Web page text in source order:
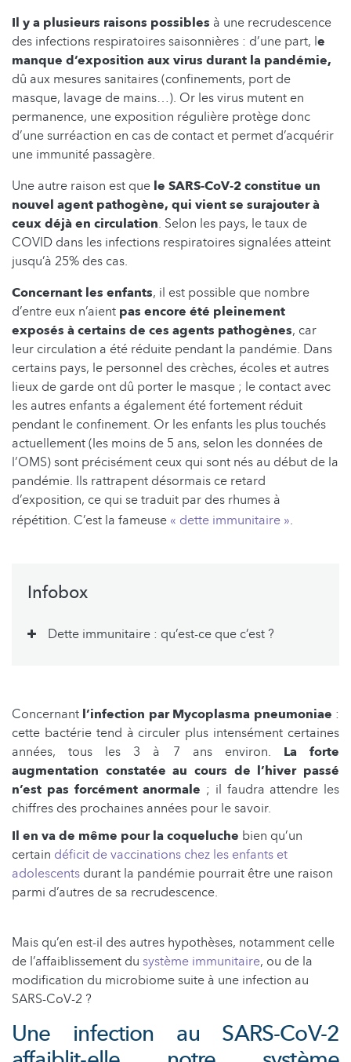
Il y a plusieurs raisons possibles à une recrudescence
des infections respiratoires saisonnières : d’une part, le
manque d’exposition aux virus durant la pandémie,
dû aux mesures sanitaires (confinements, port de
masque, lavage de mains…). Or les virus mutent en
permanence, une exposition régulière protège donc
d’une surréaction en cas de contact et permet d’acquérir
une immunité passagère.
Une autre raison est que le SARS-CoV-2 constitue un
nouvel agent pathogène, qui vient se surajouter à
ceux déjà en circulation. Selon les pays, le taux de
COVID dans les infections respiratoires signalées atteint
jusqu’à 25% des cas.
Concernant les enfants, il est possible que nombre
d’entre eux n’aient pas encore été pleinement
exposés à certains de ces agents pathogènes, car
leur circulation a été réduite pendant la pandémie. Dans
certains pays, le personnel des crèches, écoles et autres
lieux de garde ont dû porter le masque ; le contact avec
les autres enfants a également été fortement réduit
pendant le confinement. Or les enfants les plus touchés
actuellement (les moins de 5 ans, selon les données de
l’OMS) sont précisément ceux qui sont nés au début de la
pandémie. Ils rattrapent désormais ce retard
d’exposition, ce qui se traduit par des rhumes à
répétition. C’est la fameuse « dette immunitaire ».
Infobox
Dette immunitaire : qu’est-ce que c’est ?
Concernant l’infection par Mycoplasma pneumoniae :
cette bactérie tend à circuler plus intensément certaines
années, tous les 3 à 7 ans environ. La forte
augmentation constatée au cours de l’hiver passé
n’est pas forcément anormale ; il faudra attendre les
chiffres des prochaines années pour le savoir.
Il en va de même pour la coqueluche bien qu’un
certain déficit de vaccinations chez les enfants et
adolescents durant la pandémie pourrait être une raison
parmi d’autres de sa recrudescence.
Mais qu’en est-il des autres hypothèses, notamment celle
de l’affaiblissement du système immunitaire, ou de la
modification du microbiome suite à une infection au
SARS-CoV-2 ?
Une infection au SARS-CoV-2